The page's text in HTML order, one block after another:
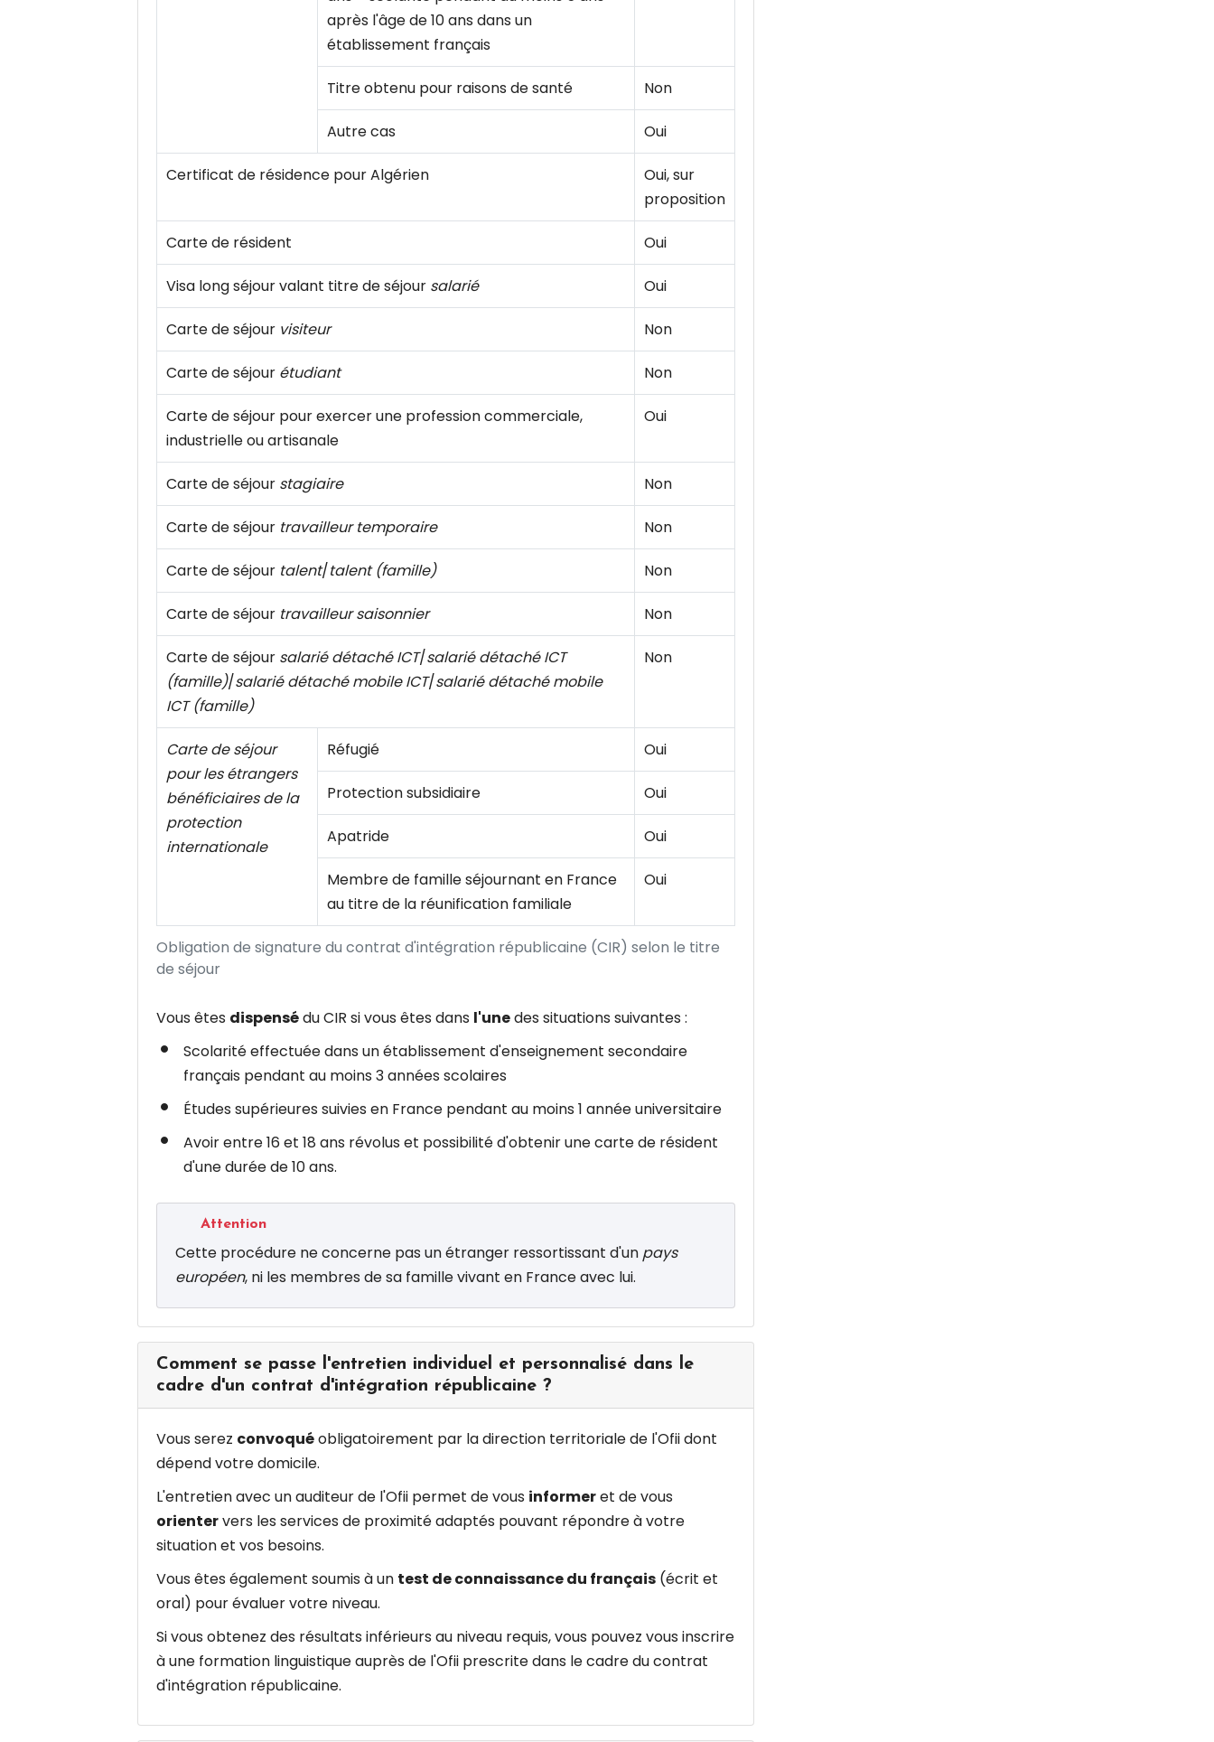
Obligation de signature du contrat d'intégration républicaine (CIR) selon le titre
de séjour
après l'âge de 10 ans dans un
établissement français
Titre obtenu pour raisons de santé Non
Autre cas Oui
Certificat de résidence pour Algérien
Oui, sur
proposition
Carte de résident Oui
Visa long séjour valant titre de séjour salarié Oui
Carte de séjour visiteur Non
Carte de séjour étudiant Non
Carte de séjour pour exercer une profession commerciale,
industrielle ou artisanale
Oui
Carte de séjour stagiaire Non
Carte de séjour travailleur temporaire Non
Carte de séjour talent/talent (famille) Non
Carte de séjour travailleur saisonnier Non
Carte de séjour salarié détaché ICT/salarié détaché ICT
(famille)/salarié détaché mobile ICT/salarié détaché mobile
ICT (famille)
Non
Carte de séjour
pour les étrangers
bénéficiaires de la
protection
internationale
Réfugié Oui
Protection subsidiaire Oui
Apatride Oui
Membre de famille séjournant en France
au titre de la réunification familiale
Oui
Vous êtes dispensédu CIR si vous êtes dans l'unedes situations suivantes :
Scolarité effectuée dans un établissement d'enseignement secondaire
français pendant au moins 3 années scolaires
Études supérieures suivies en France pendant au moins 1 année universitaire
Avoir entre 16 et 18 ans révolus et possibilité d'obtenir une carte de résident
d'une durée de 10 ans.
Attention
Cette procédure ne concerne pas un étranger ressortissant d'un pays
européen, ni les membres de sa famille vivant en France avec lui.
Comment se passe l'entretien individuel et personnalisé dans le
cadre d'un contrat d'intégration républicaine ?
Vous serez convoquéobligatoirement par la direction territoriale de l'Ofiidont
dépend votre domicile.
L'entretien avec un auditeur de l'Ofii permet de vous informeret de vous
orientervers les services de proximité adaptés pouvant répondre à votre
situation et vos besoins.
Vous êtes également soumis à un test de connaissance du français (écrit et
oral) pour évaluer votre niveau.
Si vous obtenez des résultats inférieurs au niveau requis, vous pouvez vous inscrire
à une formation linguistique auprès de l'Ofii prescrite dans le cadre du contrat
d'intégration républicaine.